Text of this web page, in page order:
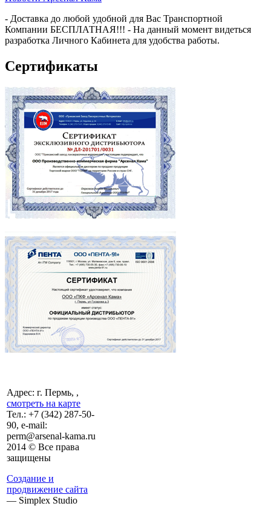
- Доставка до любой удобной для Вас Транспортной
Компании БЕСПЛАТНАЯ!!! - На данный момент видеться
разработка Личного Кабинета для удобства работы.
Сертификаты
Адрес: г. Пермь, ,
смотреть на карте
Тел.: +7 (342) 287-50-
90, e-mail:
perm@arsenal-kama.ru
2014 © Все права
защищены
Создание и
продвижение сайта
— Simplex Studio